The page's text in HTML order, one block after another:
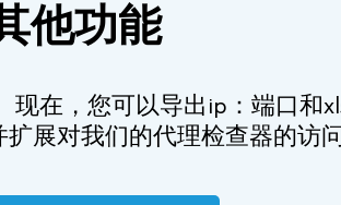
他功能
在，您可以导出ip：端口和
展对我们的代理检查器的访问